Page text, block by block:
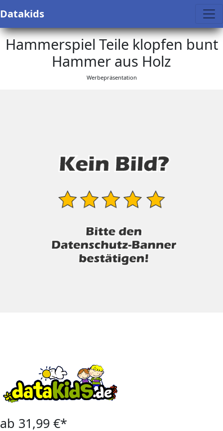
Datakids
Hammerspiel Teile klopfen bunt
Hammer aus Holz
Werbepräsentation
ab 31,99 €*